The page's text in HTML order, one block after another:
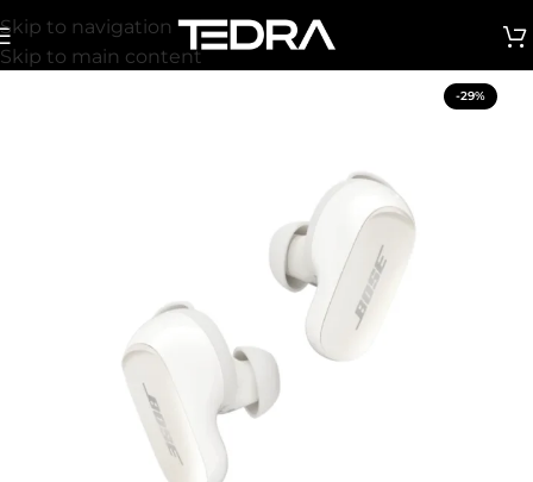
Skip to navigation
Skip to main content
-29%